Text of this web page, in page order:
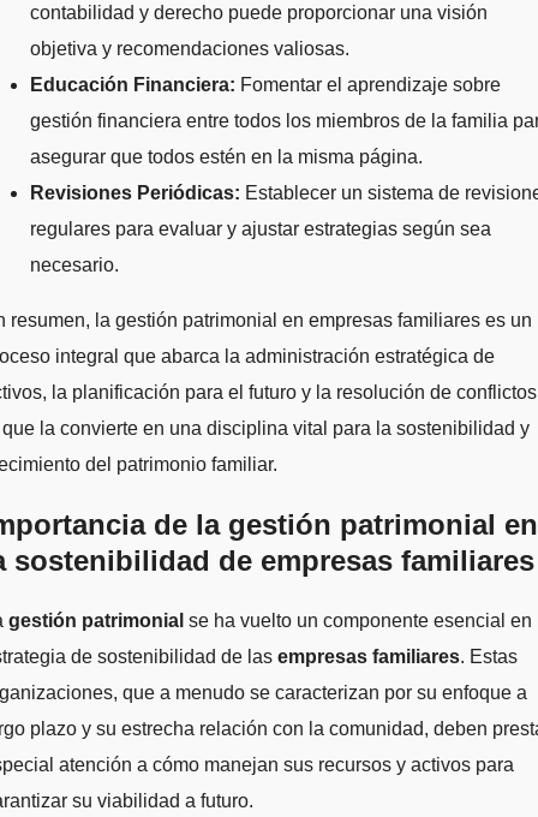
contabilidad y derecho puede proporcionar una visión
objetiva y recomendaciones valiosas.
Educación Financiera: Fomentar el aprendizaje sobre
gestión financiera entre todos los miembros de la familia
asegurar que todos estén en la misma página.
Revisiones Periódicas: Establecer un sistema de
regulares para evaluar y ajustar estrategias según sea
necesario.
resumen, la gestión patrimonial en empresas familiares es un
integral que abarca la administración estratégica de
la planificación para el futuro y la resolución de
la convierte en una disciplina vital para la sostenibilidad y
del patrimonio familiar.
de la gestión patrimonial en
sostenibilidad de empresas familiares
gestión patrimonial se ha vuelto un componente esencial en
de sostenibilidad de las empresas familiares. Estas
que a menudo se caracterizan por su enfoque a
plazo y su estrecha relación con la comunidad, deben
atención a cómo manejan sus recursos y activos para
su viabilidad a futuro.